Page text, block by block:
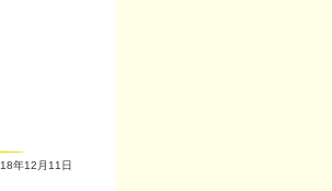
年12月11日